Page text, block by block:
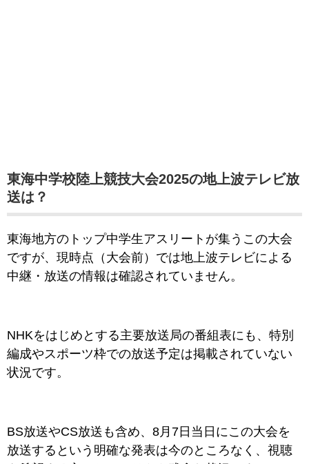
東海中学校陸上競技大会2025の地上波テレビ放
送は？
東海地方のトップ中学生アスリートが集うこの大会
ですが、現時点（大会前）では地上波テレビによる
中継・放送の情報は確認されていません。
NHKをはじめとする主要放送局の番組表にも、特別
編成やスポーツ枠での放送予定は掲載されていない
状況です。
BS放送やCS放送も含め、8月7日当日にこの大会を
放送するという明確な発表は今のところなく、視聴